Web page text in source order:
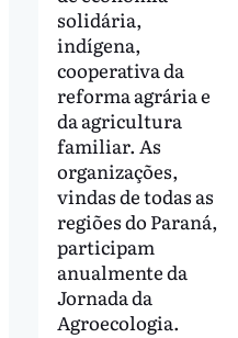
solidária,
indígena,
cooperativa da
reforma agrária e
da agricultura
familiar. As
organizações,
vindas de todas as
regiões do Paraná,
participam
anualmente da
Jornada da
Agroecologia.